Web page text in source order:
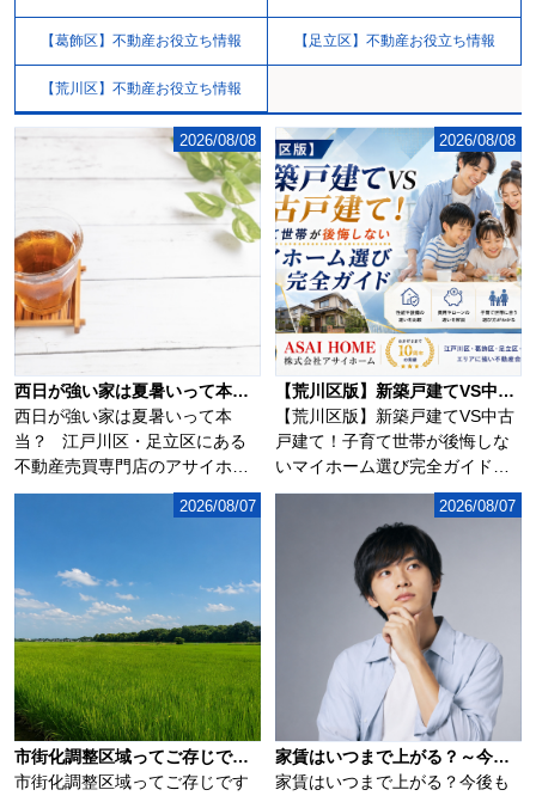
【葛飾区】不動産お役立ち情報 【足立区】不動産お役立ち情報
【荒川区】不動産お役立ち情報
西日が強い家は夏暑いって本当？
西日が強い家は夏暑いって本
当？ 江戸川区・足立区にある
不動産売買専門店のアサイホ
ー...
2026/08/08
【荒川区版】新築戸建てVS中古戸建て！子育て世帯が後悔しないマイホーム選び完全ガイド！！
【荒川区版】新築戸建てVS中古
戸建て！子育て世帯が後悔しな
いマイホーム選び完全ガイド！
荒川区で新築戸...
2026/08/08
市街化調整区域ってご存じですか？？
市街化調整区域ってご存じです
2026/08/07
家賃はいつまで上がる？～今後も値上がりが続く理由と住まい選びを解説～
家賃はいつまで上がる？今後も
2026/08/07